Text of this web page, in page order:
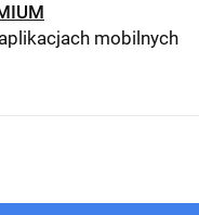
mobilnych